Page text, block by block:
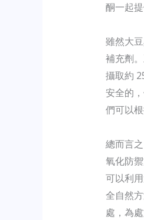
酮一起
雖然大
補充劑
攝取約
安全的
們可以
總而言
氧化防
可以利
全自然
處，為